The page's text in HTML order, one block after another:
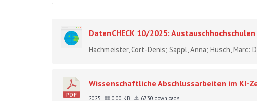
DatenCHECK 10/2025:
Hachmeister, Cort-Denis; Sappl, Anna; Hüsch, Marc:
Wissenschaftliche Abschlussarbeiten im KI-
2025
0.00 KB 6730 downloads